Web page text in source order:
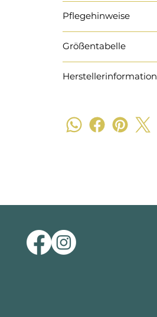
Pflegehinweise
Größentabelle
Herstellerinformation